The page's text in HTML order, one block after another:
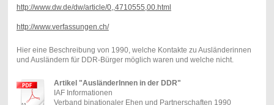
http://www.dw.de/dw/article/0,,4710555,00.html
http://www.verfassungen.ch/
Hier eine Beschreibung von 1990, welche Kontakte zu Ausländerinnen
und Ausländern für DDR-Bürger möglich waren und welche nicht.
Artikel "AusländerInnen in der DDR"
IAF Informationen
Verband binationaler Ehen und Partnerschaften 1990